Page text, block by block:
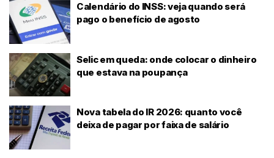
Calendário do INSS: veja quando será
pago o benefício de agosto
Selic em queda: onde colocar o dinheiro
que estava na poupança
Nova tabela do IR 2026: quanto você
deixa de pagar por faixa de salário